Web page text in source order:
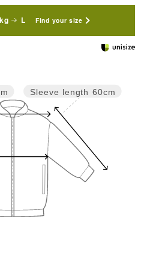
L Find your size
Sleeve length 60cm